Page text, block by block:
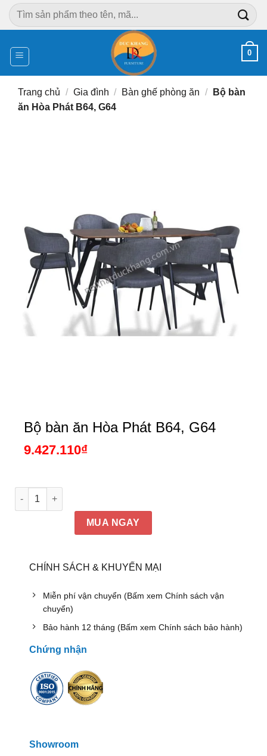
Chuyển
đến
dung
Tìm
kiếm:
0
Trang chủ / Gia đình / Bàn ghế phòng ăn /
Bộ bàn
ăn Hòa Phát B64, G64
Bộ bàn ăn Hòa Phát B64, G64
9.427.110₫
Bộ bàn ăn Hòa Phát B64, G64 số lượng
MUA NGAY
CHÍNH SÁCH & KHUYẾN MẠI
Miễn phí vận chuyển (Bấm xem Chính sách vận
chuyển)
Bảo hành 12 tháng (Bấm xem Chính sách bảo hành)
Chứng nhận
Showroom